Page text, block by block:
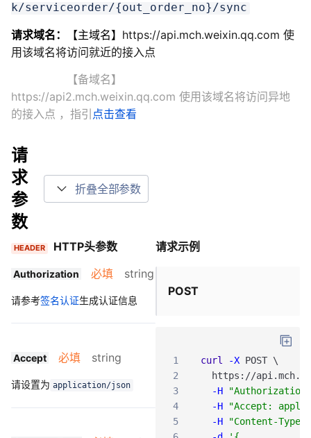
k/serviceorder/{out_order_no}/sync
请求域名： 【主域名】 https://api.mch.weixin.qq.com 使
用该域名将访问就近的接入点
【备域名】
https://api2.mch.weixin.qq.com 使用该域名将访问异地
的接入点 ，指引 点击查看
请
求
参
数
折叠全部参数
HEADER HTTP头参数
Authorization 必填 string
请参考签名认证生成认证信息
Accept 必填 string
请设置为 application/json
请求示例
POST
1 curl -X POST \
2
https : //api .mch
3
-H
"Authorization:
4
-H
"Accept:
5
-H
"Content-